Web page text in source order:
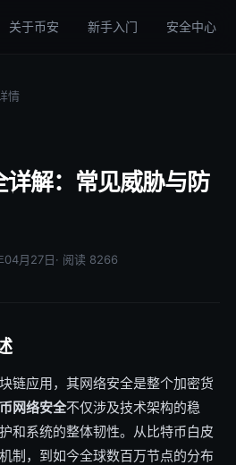
关于币安 新手入门 安全中心
情
详解：常见威胁与防
04月27日· 阅读 8266
链应用，其网络安全是整个加密货
网络安全不仅涉及技术架构的稳
和系统的整体韧性。从比特币白皮
制，到如今全球数百万节点的分布